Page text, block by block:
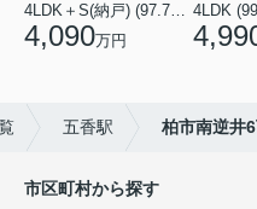
4LDK＋S(納戸) (97.71㎡)
4,090万円
4LDK
五香駅 柏市南逆井
市区町村から探す